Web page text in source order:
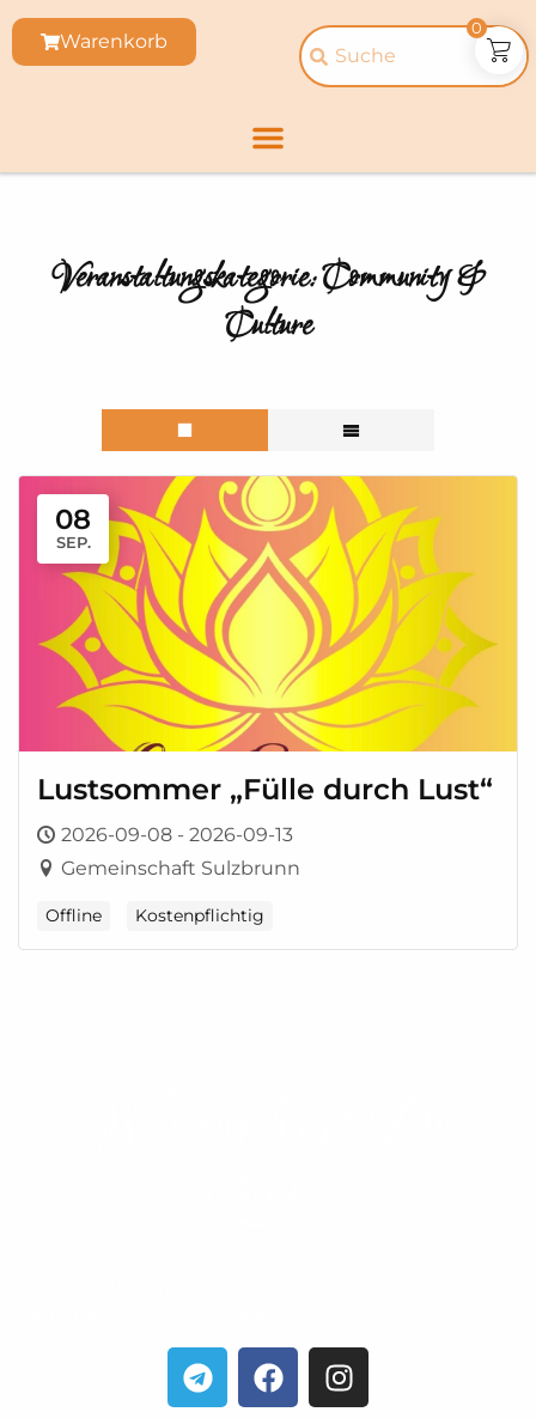
0
Warenkorb
Veranstaltungskategorie:Community &
Culture
08
SEP.
Lustsommer „Fülle durch Lust“
2026-09-08 - 2026-09-13
Gemeinschaft Sulzbrunn
Offline Kostenpflichtig